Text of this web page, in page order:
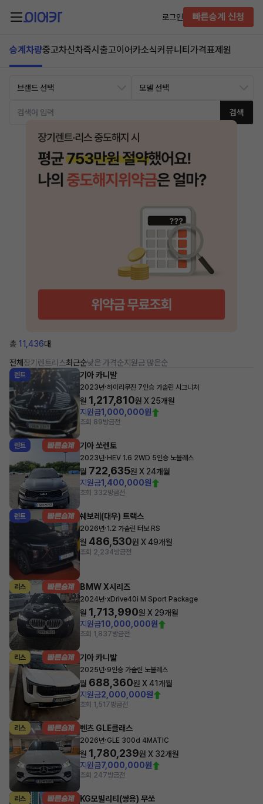
로그인 빠른승계 신청
승계차량중고차신차즉시출고이어카소식커뮤니티 가격표제원
검색
총 11,436대
전체 장기렌트리스최근순낮은 가격순지원금 많은순
렌트 기아 카니발
2023년·하이리무진 7인승 가솔린 시그니처
월 1,217,810원 X 25개월
지원금1,000,000원
조회 89방금전
렌트 기아 쏘렌토
2023년· HEV 1.6 2WD 5인승 노블레스
월 722,635원 X 24개월
지원금1,400,000원
조회 332방금전
렌트 쉐보레(대우) 트랙스
2026년·1.2 가솔린 터보 RS
월 486,530원 X49개월
조회 2,234방금전
리스 BMW X시리즈
2024년·xDrive40i M Sport Package
월 1,713,990원 X 29개월
지원금10,000,000원
조회 1,837방금전
리스 기아 카니발
2025년·9인승 가솔린 노블레스
월 688,360원 X41개월
지원금2,000,000원
조회 1,517방금전
리스 벤츠 GLE클래스
2026년·GLE 300d 4MATIC
월 1,780,239원 X 32개월
지원금7,000,000원
조회 247방금전
리스 KG모빌리티(쌍용) 무쏘